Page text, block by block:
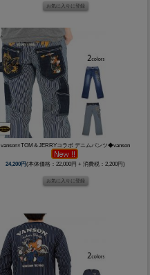
vanson×TOM＆JERRYコラボ デニムパンツ◆vanson
24,200円(本体価格：22,000円 + 消費税：2,200円)